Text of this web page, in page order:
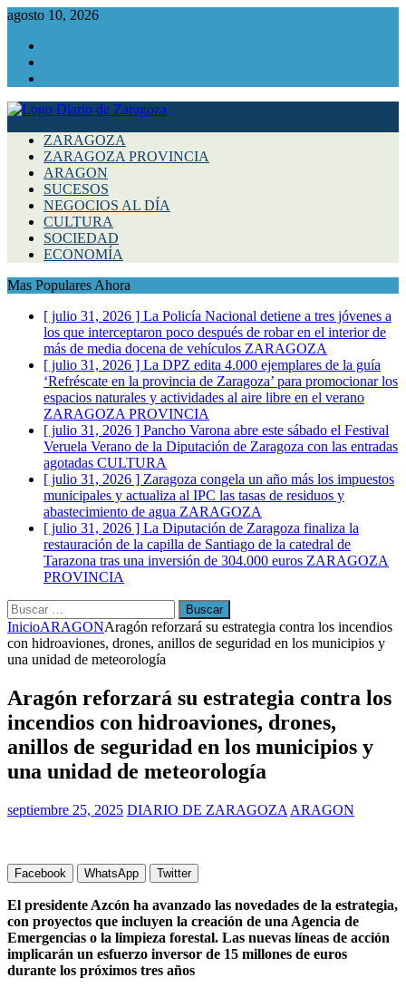
agosto 10, 2026
ZARAGOZA
ZARAGOZA PROVINCIA
ARAGON
SUCESOS
NEGOCIOS AL DÍA
CULTURA
SOCIEDAD
ECONOMÍA
Mas Populares Ahora
[ julio 31, 2026 ] La Policía Nacional detiene a tres jóvenes a
los que interceptaron poco después de robar en el interior de
más de media docena de vehículos ZARAGOZA
[ julio 31, 2026 ] La DPZ edita 4.000 ejemplares de la guía
‘Refréscate en la provincia de Zaragoza’ para promocionar los
espacios naturales y actividades al aire libre en el verano
ZARAGOZA PROVINCIA
[ julio 31, 2026 ] Pancho Varona abre este sábado el Festival
Veruela Verano de la Diputación de Zaragoza con las entradas
agotadas CULTURA
[ julio 31, 2026 ] Zaragoza congela un año más los impuestos
municipales y actualiza al IPC las tasas de residuos y
abastecimiento de agua ZARAGOZA
[ julio 31, 2026 ] La Diputación de Zaragoza finaliza la
restauración de la capilla de Santiago de la catedral de
Tarazona tras una inversión de 304.000 euros ZARAGOZA
PROVINCIA
Buscar:
InicioARAGONAragón reforzará su estrategia contra los incendios
con hidroaviones, drones, anillos de seguridad en los municipios y
una unidad de meteorología
Aragón reforzará su estrategia contra los
incendios con hidroaviones, drones,
anillos de seguridad en los municipios y
una unidad de meteorología
septiembre 25, 2025 DIARIO DE ZARAGOZA ARAGON
Facebook WhatsApp Twitter
El presidente Azcón ha avanzado las novedades de la estrategia,
con proyectos que incluyen la creación de una Agencia de
Emergencias o la limpieza forestal. Las nuevas líneas de acción
implicarán un esfuerzo inversor de 15 millones de euros
durante los próximos tres años